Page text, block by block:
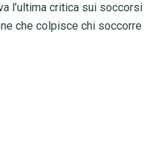
l’ultima critica sui soccorsi
che colpisce chi soccorre